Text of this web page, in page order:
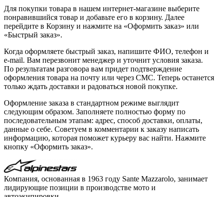
Для покупки товара в нашем интернет-магазине выберите
понравившийся товар и добавьте его в корзину. Далее
перейдите в Корзину и нажмите на «Оформить заказ» или
«Быстрый заказ».
Когда оформляете быстрый заказ, напишите ФИО, телефон и
e-mail. Вам перезвонит менеджер и уточнит условия заказа.
По результатам разговора вам придет подтверждение
оформления товара на почту или через СМС. Теперь останется
только ждать доставки и радоваться новой покупке.
Оформление заказа в стандартном режиме выглядит
следующим образом. Заполняете полностью форму по
последовательным этапам: адрес, способ доставки, оплаты,
данные о себе. Советуем в комментарии к заказу написать
информацию, которая поможет курьеру вас найти. Нажмите
кнопку «Оформить заказ».
Компания, основанная в 1963 году Sante Mazzarolo, занимает
лидирующие позиции в производстве мото и